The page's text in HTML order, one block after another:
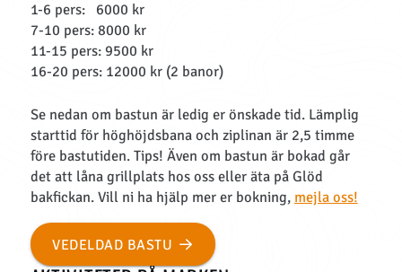
1-6 pers: 6000 kr
7-10 pers: 8000 kr
11-15 pers: 9500 kr
16-20 pers: 12000 kr (2 banor)
Se nedan om bastun är ledig er önskade tid. Lämplig
starttid för höghöjdsbana och ziplinan är 2,5 timme
före bastutiden. Tips! Även om bastun är bokad går
det att låna grillplats hos oss eller äta på Glöd
bakfickan. Vill ni ha hjälp mer er bokning, mejla oss!
VEDELDAD BASTU